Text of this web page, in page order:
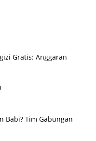
Gratis: Anggaran
Babi? Tim Gabungan